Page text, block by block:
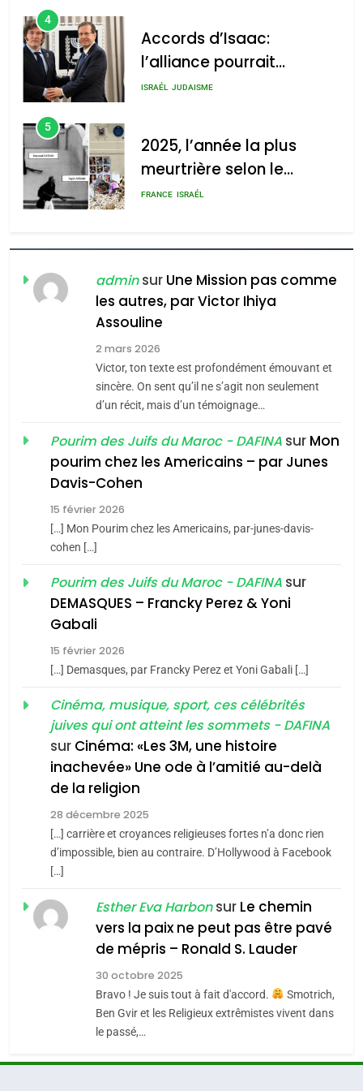
2025, l’année la plus
meurtrière selon le rapport
l’antisémitisme
admin 0
5
2025, l’année la plus
meurtrière selon le
rapport d’ADL contre
FRANCE ISRAÉL
6
FIÈRE, DIGNE ET RÉSILIENTE :
POURQUOI JE REVENDIQUE
MA JUDAÏTE par Thérèse
ISRAÉL JUDAISME
CE QUI NOUS MANQUE –
Jacques Hadida
JUDAISME
Maroc : Les amandes de
Tafraout, le miel de Tadla
Azilal consacrés produits
du terroir
DAFINA MAROC
Oeil ravageur – Vanessa
De Loya Stauber
«Tu dis génocide, je dis
guerre»: La nouvelle
Tout sur la Nostalgie
SOUVENIRS
l’alliance pourrait
s’étendre à 13 pays
d’Amérique latine
ISRAÉL JUDAISME
2025, l’année la plus
meurtrière selon le
rapport d’ADL contre
l’antisémitisme
FRANCE ISRAÉL
FIÈRE, DIGNE ET RÉSILIENTE :
POURQUOI JE REVENDIQUE
adminsur Une Mission pas comme
les autres, par Victor Ihiya
Assouline
2 mars 2026
Victor, ton texte est profondément émouvant et
sincère. On sent qu’il ne s’agit non seulement
d’un récit, mais d’un témoignage…
Pourim des Juifs du Maroc - DAFINA sur Mon
pourim chez les Americains – par Junes
Davis-Cohen
15 février 2026
[…] Mon Pourim chez les Americains, par-junes-davis-
cohen […]
Pourim des Juifs du Maroc - DAFINA sur
DEMASQUES – Francky Perez & Yoni
Gabali
15 février 2026
[…] Demasques, par Francky Perez et Yoni Gabali […]
Cinéma, musique, sport, ces célébrités
juives qui ont atteint les sommets - DAFINA
sur Cinéma: «Les 3M, une histoire
inachevée» Une ode à l’amitié au-delà
de la religion
28 décembre 2025
[…] carrière et croyances religieuses fortes n’a donc rien
d’impossible, bien au contraire. D’Hollywood à Facebook
[…]
Esther Eva Harbonsur Le chemin
vers la paix ne peut pas être pavé
de mépris – Ronald S. Lauder
30 octobre 2025
Bravo ! Je suis tout à fait d'accord.
Smotrich,
Ben Gvir et les Religieux extrêmistes vivent dans
le passé,…
2025, l’année la plus
d’ADL contre
l’antisémitisme
FRANCE ISRAÉL
POURQUOI JE REVENDIQUE
Zrihen-Dvir
CE QUI NOUS MANQUE –
Jacques Hadida
JUDAISME
Maroc : Les amandes de
Azilal consacrés produits
du terroir
DAFINA MAROC
Oeil ravageur – Vanessa De
Loya Stauber
CINEMA ISRAÉL
«Tu dis génocide, je dis